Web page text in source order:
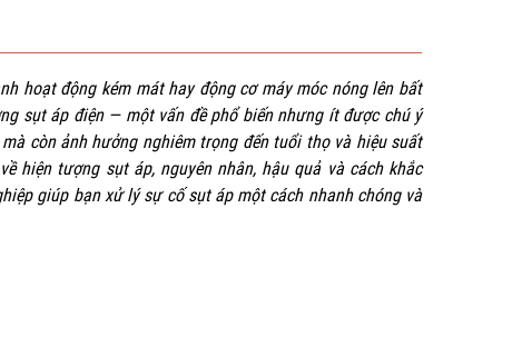
hoạt động kém mát hay động cơ máy móc nóng lên bất
sụt áp điện — một vấn đề phổ biến nhưng ít được chú ý
còn ảnh hưởng nghiêm trọng đến tuổi thọ và hiệu suất
hiện tượng sụt áp, nguyên nhân, hậu quả và cách khắc
giúp bạn xử lý sự cố sụt áp một cách nhanh chóng và